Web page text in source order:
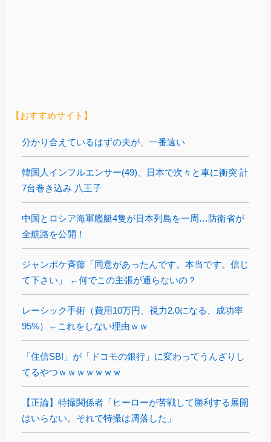
【おすすめサイト】
分かり合えているはずの夫が、一番遠い
韓国人インフルエンサー(49)、日本で次々と車に衝突 計
7台巻き込み 八王子
中国とロシア海軍艦艇4隻が日本列島を一周…防衛省が
全航路を公開！
ジャンポケ斉藤「同意があったんです。本当です。信じ
て下さい」 ←何でこの主張が通らないの？
レーシック手術（費用10万円、視力2.0になる、成功率
95%）←これをしない理由ｗｗ
「住信SBI」が「ドコモの銀行」に変わってうんざりし
てるやつｗｗｗｗｗｗｗ
【正論】特撮関係者「ヒーローが苦戦して勝利する展開
はいらない。それで特撮は凋落した」